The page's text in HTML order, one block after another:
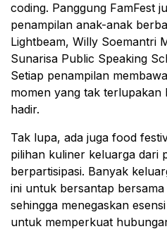
coding. Panggung FamFest
penampilan anak-anak
Lightbeam, Willy Soemantri
Sunarisa Public Speaking
Setiap penampilan
momen yang tak terlupakan
hadir.
Tak lupa, ada juga food
pilihan kuliner keluarga dari
berpartisipasi. Banyak
ini untuk bersantap
sehingga menegaskan
untuk memperkuat